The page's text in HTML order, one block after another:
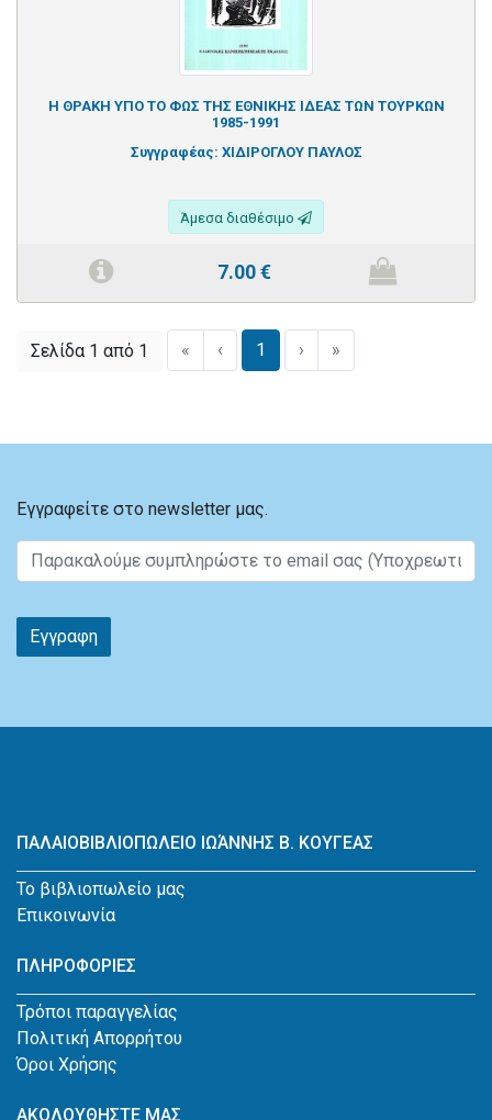
Η ΘΡΑΚΗ ΥΠΟ ΤΟ ΦΩΣ ΤΗΣ ΕΘΝΙΚΗΣ ΙΔΕΑΣ ΤΩΝ ΤΟΥΡΚΩΝ
1985-1991
Συγγραφέας: ΧΙΔΙΡΟΓΛΟΥ ΠΑΥΛΟΣ
Άμεσα διαθέσιμο
7.00€
Σελίδα 1 από 1 « ‹ 1 › »
Εγγραφείτε στο newsletter μας.
Εγγραφη
ΠΑΛΑΙΟΒΙΒΛΙΟΠΩΛΕΙΟ ΙΩΆΝΝΗΣ Β. ΚΟΥΓΕΑΣ
Το βιβλιοπωλείο μας
Επικοινωνία
ΠΛΗΡΟΦΟΡΙΕΣ
Τρόποι παραγγελίας
Πολιτική Απορρήτου
Όροι Χρήσης
ΑΚΟΛΟΥΘΗΣΤΕ ΜΑΣ